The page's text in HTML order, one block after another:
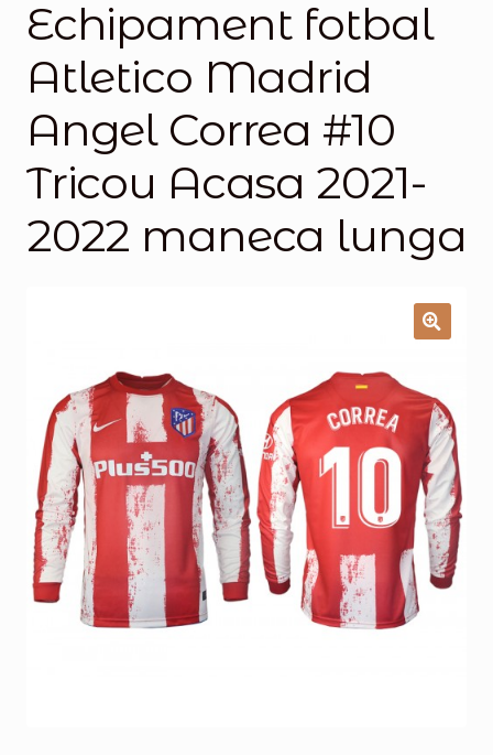
Magazinul
Echipament fotbal
Atletico Madrid
Angel Correa #10
Tricou Acasa 2021-
2022 maneca lunga